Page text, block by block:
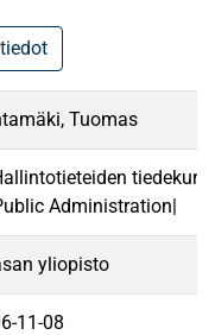
Tuomas
Administration|
yliopisto
11-08